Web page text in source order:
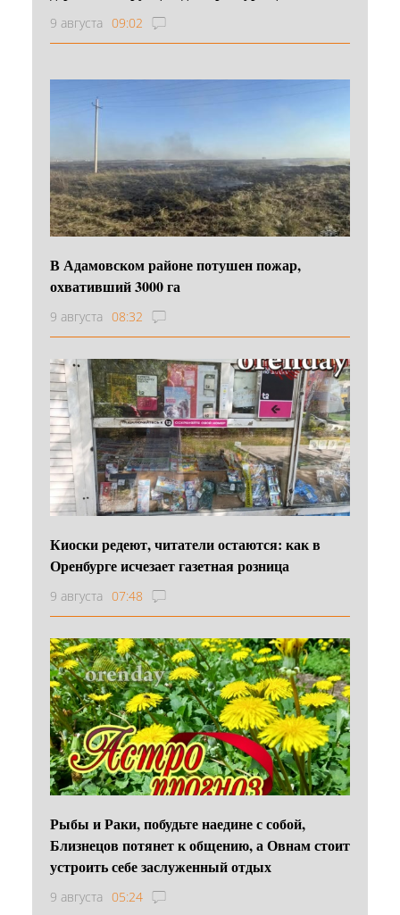
9 августа 09:02
В Адамовском районе потушен пожар,
охвативший 3000 га
9 августа 08:32
Киоски редеют, читатели остаются: как в
Оренбурге исчезает газетная розница
9 августа 07:48
Рыбы и Раки, побудьте наедине с собой,
Близнецов потянет к общению, а Овнам стоит
устроить себе заслуженный отдых
9 августа 05:24